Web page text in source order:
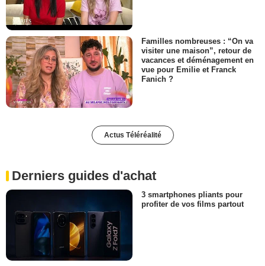
Familles nombreuses : “On va
visiter une maison”, retour de
vacances et déménagement en
vue pour Emilie et Franck
Fanich ?
Actus Téléréalité
Derniers guides d'achat
3 smartphones pliants pour
profiter de vos films partout